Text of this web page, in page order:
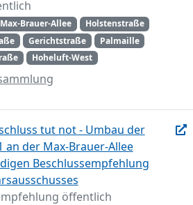
Max-Brauer-Allee
Holstenstraße
Gerichtstraße
Palmaille
Hoheluft-West
tut not - Umbau der
an der Max-Brauer-Allee
Beschlussempfehlung
öffentlich